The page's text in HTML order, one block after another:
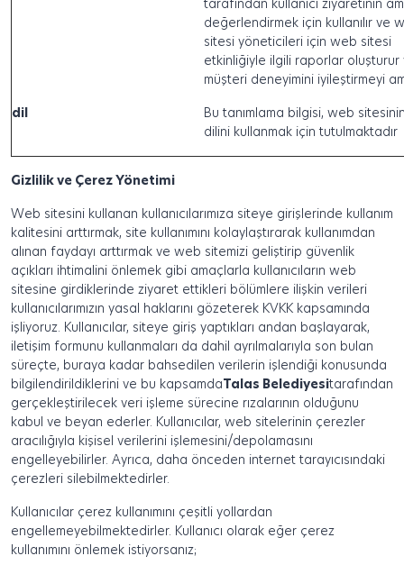
tarafından kullanıcı ziyaretinin
değerlendirmek için kullanılır ve
sitesi yöneticileri için web sitesi
etkinliğiyle ilgili raporlar oluşturur
müşteri deneyimini iyileştirmeyi
dil
Bu tanımlama bilgisi, web
dilini kullanmak için tutulmaktadır
Gizlilik ve Çerez Yönetimi
Web sitesini kullanan kullanıcılarımıza siteye girişlerinde kullanım
kalitesini arttırmak, site kullanımını kolaylaştırarak kullanımdan
alınan faydayı arttırmak ve web sitemizi geliştirip güvenlik
açıkları ihtimalini önlemek gibi amaçlarla kullanıcıların web
sitesine girdiklerinde ziyaret ettikleri bölümlere ilişkin verileri
kullanıcılarımızın yasal haklarını gözeterek KVKK kapsamında
işliyoruz. Kullanıcılar, siteye giriş yaptıkları andan başlayarak,
iletişim formunu kullanmaları da dahil ayrılmalarıyla son bulan
süreçte, buraya kadar bahsedilen verilerin işlendiği konusunda
bilgilendirildiklerini ve bu kapsamdaTalas Belediyesitarafından
gerçekleştirilecek veri işleme sürecine rızalarının olduğunu
kabul ve beyan ederler. Kullanıcılar, web sitelerinin çerezler
aracılığıyla kişisel verilerini işlemesini/depolamasını
engelleyebilirler. Ayrıca, daha önceden internet tarayıcısındaki
çerezleri silebilmektedirler.
Kullanıcılar çerez kullanımını çeşitli yollardan
engellemeyebilmektedirler. Kullanıcı olarak eğer çerez
kullanımını önlemek istiyorsanız;